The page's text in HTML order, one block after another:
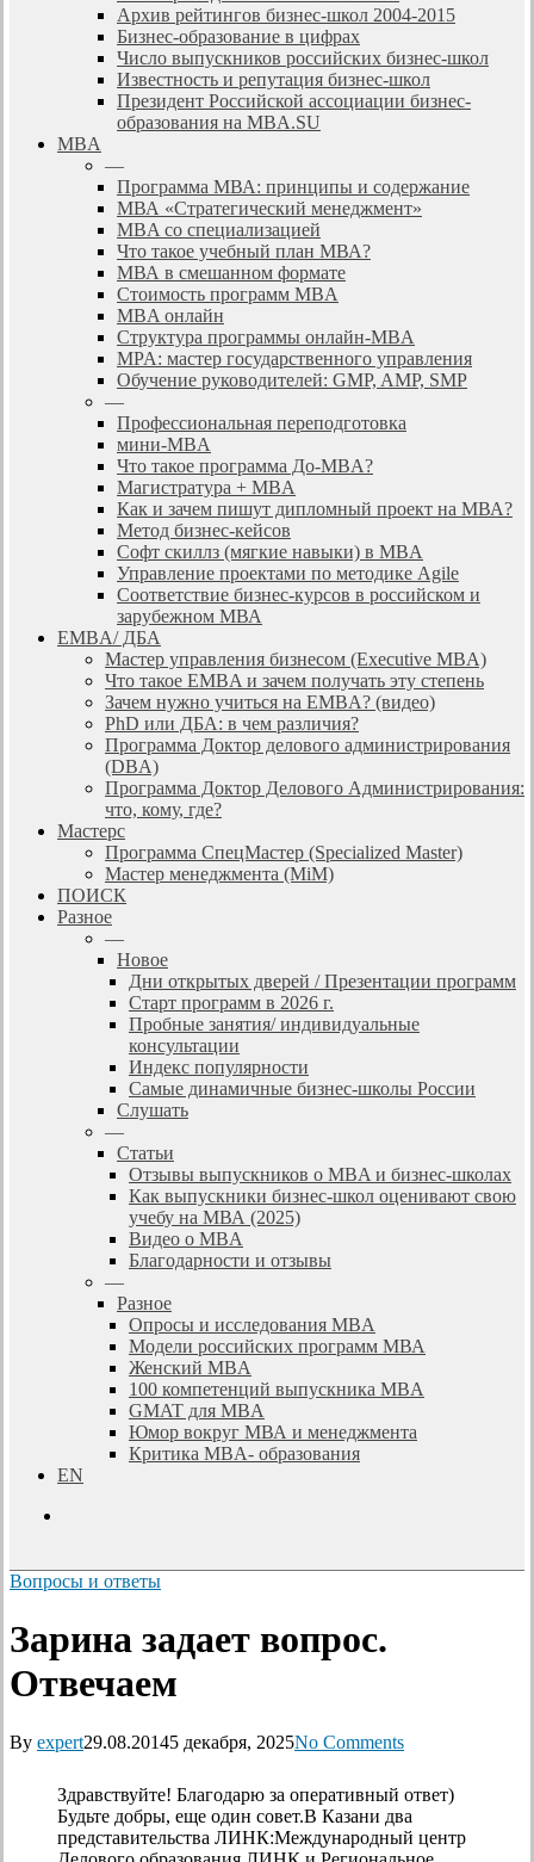
Архив рейтингов бизнес-школ 2004-2015
Бизнес-образование в цифрах
Число выпускников российских бизнес-школ
Известность и репутация бизнес-школ
Президент Российской ассоциации бизнес-
образования на MBA.SU
MBA
—
Программа МВА: принципы и содержание
МВА «Cтратегический менеджмент»
MBA со специализацией
Что такое учебный план МВА?
МВА в смешанном формате
Стоимость программ MBA
MBA онлайн
Cтруктура программы онлайн-MBA
MPA: мастер государственного управления
Обучение руководителей: GMP, AMP, SMP
—
Профессиональная переподготовка
мини-MBA
Что такое программа До-MBA?
Магистратура + MBA
Как и зачем пишут дипломный проект на МВА?
Метод бизнес-кейсов
Софт скиллз (мягкие навыки) в MBA
Управление проектами по методике Agile
Соответствие бизнес-курсов в российском и
зарубежном МВА
EMBA/ ДБA
Мастер управления бизнесом (Executive MBA)
Что такое EMBA и зачем получать эту степень
Зачем нужно учиться на EMBA? (видео)
PhD или ДБА: в чем различия?
Программа Доктор делового администрирования
(DBА)
Программа Доктор Делового Администрирования:
что, кому, где?
Мастерс
Программа СпецМастер (Specialized Master)
Мастер менеджмента (MiM)
ПОИСК
Разное
—
Новое
Дни открытых дверей / Презентации программ
Старт программ в 2026 г.
Пробные занятия/ индивидуальные
консультации
Индекс популярности
Самые динамичные бизнес-школы России
Слушать
—
Статьи
Отзывы выпускников о MBA и бизнес-школах
Как выпускники бизнес-школ оценивают свою
учебу на МВА (2025)
Видео о MBA
Благодарности и отзывы
—
Разное
Опросы и исследования MBA
Модели российских программ МВА
Женский MBA
100 компетенций выпускника MBA
GMAT для MBA
Юмор вокруг МВА и менеджмента
Критика MBA- образования
EN
Вопросы и ответы
Зарина задает вопрос.
Отвечаем
By expert29.08.20145 декабря, 2025No Comments
Здравствуйте! Благодарю за оперативный ответ)
Будьте добры, еще один совет.В Казани два
представительства ЛИНК:Международный центр